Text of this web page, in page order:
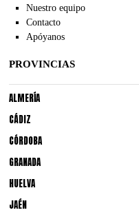
Nuestro equipo
Contacto
Apóyanos
PROVINCIAS
ALMERÍA
CÁDIZ
CÓRDOBA
GRANADA
HUELVA
JAÉN